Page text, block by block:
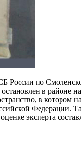
по
в районе
в котором
эксперта